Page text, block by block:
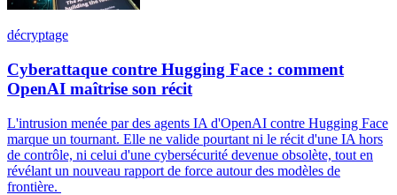
décryptage
Cyberattaque contre Hugging Face : comment
OpenAI maîtrise son récit
L'intrusion menée par des agents IA d'OpenAI contre Hugging Face
marque un tournant. Elle ne valide pourtant ni le récit d'une IA hors
de contrôle, ni celui d'une cybersécurité devenue obsolète, tout en
révélant un nouveau rapport de force autour des modèles de
frontière.